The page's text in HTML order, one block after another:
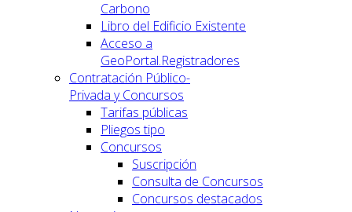
Carbono
Libro del Edificio Existente
Acceso a
GeoPortal.Registradores
Contratación Público-
Privada y Concursos
Tarifas públicas
Pliegos tipo
Concursos
Suscripción
Consulta de Concursos
Concursos destacados